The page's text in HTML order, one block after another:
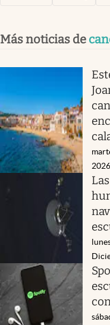
Más noticias de
2026